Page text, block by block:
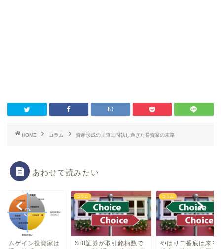
HOME コラム 資産形成の王道に固執し過ぎた投資家の末路
あわせて読みたい
カムゲイン投資家は
コラム
SBI証券が取引銘柄数で
コラム
やはり二番底は来